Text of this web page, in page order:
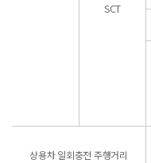
SCT
상용차 일회충전 주행거리